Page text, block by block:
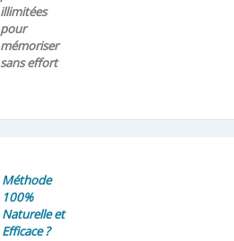
illimitées
pour
mémoriser
sans effort
Méthode
100%
Naturelle et
Efficace ?